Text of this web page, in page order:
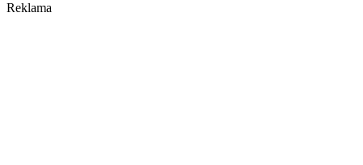
Reklama